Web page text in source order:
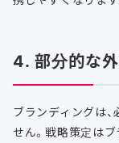
4. 部分的な
ブランディングは
せん。戦略策定は